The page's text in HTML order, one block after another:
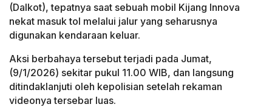
(Dalkot), tepatnya saat sebuah mobil Kijang Innova
nekat masuk tol melalui jalur yang seharusnya
digunakan kendaraan keluar.
Aksi berbahaya tersebut terjadi pada Jumat,
(9/1/2026) sekitar pukul 11.00 WIB, dan langsung
ditindaklanjuti oleh kepolisian setelah rekaman
videonya tersebar luas.